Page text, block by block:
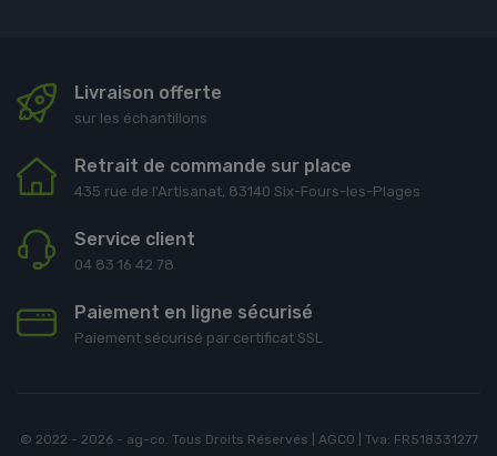
Livraison offerte
sur les échantillons
Retrait de commande sur place
435 rue de l'Artisanat, 83140 Six-Fours-les-Plages
Service client
04 83 16 42 78
Paiement en ligne sécurisé
Paiement sécurisé par certificat SSL
© 2022 - 2026 - ag-co. Tous Droits Réservés | AGCO | Tva: FR518331277